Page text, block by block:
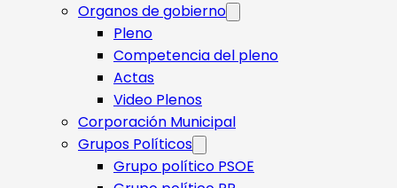
Organos de gobierno
Pleno
Competencia del pleno
Actas
Video Plenos
Corporación Municipal
Grupos Políticos
Grupo político PSOE